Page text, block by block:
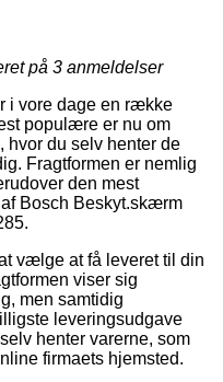
på 3 anmeldelser
i vore dage en række
populære er nu om
hvor du selv henter de
Fragtformen er nemlig
den mest
Bosch Beskyt.skærm
vælge at få leveret til din
viser sig
men samtidig
leveringsudgave
henter varerne, som
firmaets hjemsted.